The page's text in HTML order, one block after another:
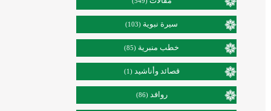
سيرة نبوية (103)
خطب منبرية (85)
قصائد وأناشيد (1)
روافد (86)